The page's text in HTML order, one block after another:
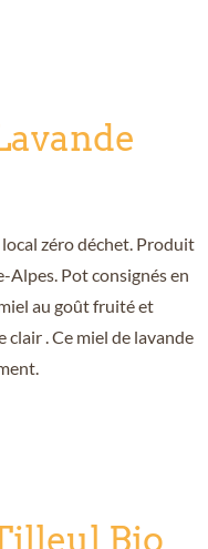
zéro déchet. Produit
Alpes. Pot consignés en
au goût fruité et
. Ce miel de lavande
Bio